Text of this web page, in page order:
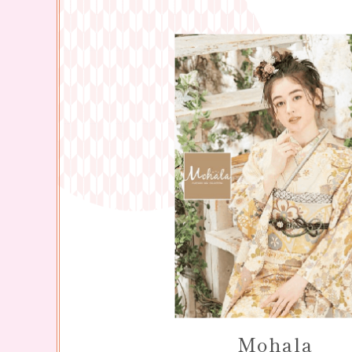
Mohala